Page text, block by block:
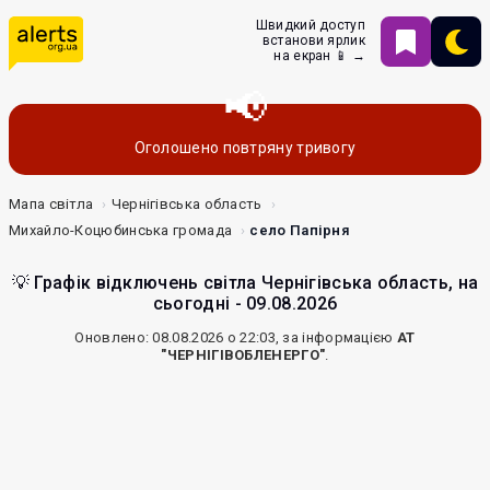
Швидкий доступ
встанови ярлик
на екран 📱 →
Оголошено повтряну тривогу
Мапа світла
Чернігівська область
Михайло-Коцюбинська громада
село Папірня
💡 Графік відключень світла Чернігівська область, на
сьогодні - 09.08.2026
Оновлено: 08.08.2026 о 22:03, за інформацією АТ
"ЧЕРНІГІВОБЛЕНЕРГО".